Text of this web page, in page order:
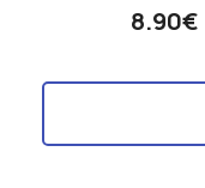
8.90€